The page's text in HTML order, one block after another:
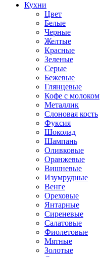
Кухни
Цвет
Белые
Черные
Желтые
Красные
Зеленые
Серые
Бежевые
Глянцевые
Кофе с молоком
Металлик
Слоновая кость
Фуксия
Шоколад
Шампань
Оливковые
Оранжевые
Вишневые
Изумрудные
Венге
Ореховые
Янтарные
Сиреневые
Салатовые
Фиолетовые
Мятные
Золотые